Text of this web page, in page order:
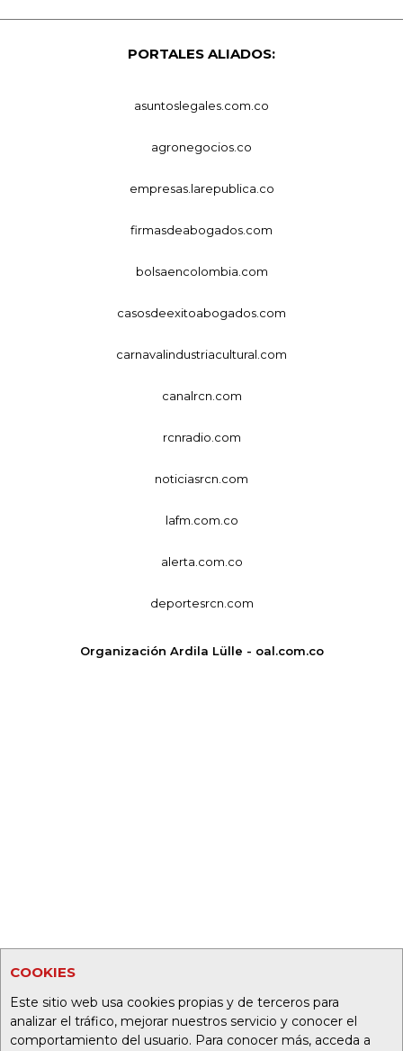
COOKIES
Este sitio web usa cookies propias y de terceros para
analizar el tráfico, mejorar nuestros servicio y conocer el
comportamiento del usuario. Para conocer más, acceda a
PORTALES ALIADOS:
asuntoslegales.com.co
agronegocios.co
empresas.larepublica.co
firmasdeabogados.com
bolsaencolombia.com
casosdeexitoabogados.com
carnavalindustriacultural.com
canalrcn.com
rcnradio.com
noticiasrcn.com
lafm.com.co
alerta.com.co
deportesrcn.com
Organización Ardila Lülle - oal.com.co